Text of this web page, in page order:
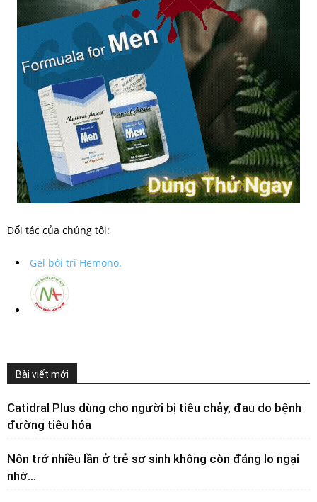
Đối tác của chúng tôi:
Gel bôi trĩ Hemono.
Bài viết mới
Catidral Plus dùng cho người bị tiêu chảy, đau do bệnh
đường tiêu hóa
Nôn trớ nhiều lần ở trẻ sơ sinh không còn đáng lo ngại
nhờ...